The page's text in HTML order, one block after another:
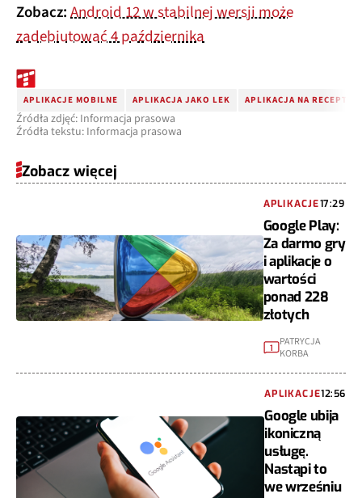
Zobacz:Android 12 w stabilnej wersji może
zadebiutować 4 października
APLIKACJE MOBILNE APLIKACJA JAKO LEK APLIKACJA NA RECEPTĘ
Źródła zdjęć: Informacja prasowa
Źródła tekstu: Informacja prasowa
Zobacz więcej
APLIKACJE17:29
Google Play:
Za darmo gry
i aplikacje o
wartości
ponad 228
złotych
1
PATRYCJA
KORBA
APLIKACJE12:56
Google ubija
ikoniczną
usługę.
Nastąpi to
we wrześniu